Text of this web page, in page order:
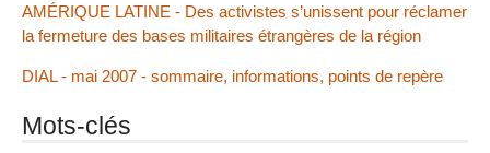
AMÉRIQUE LATINE - Des activistes s’unissent pour réclamer
la fermeture des bases militaires étrangères de la région
DIAL - mai 2007 - sommaire, informations, points de repère
Mots-clés